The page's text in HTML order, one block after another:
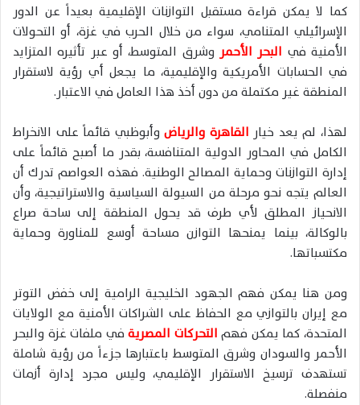
كما لا يمكن قراءة مستقبل التوازنات الإقليمية بعيداً عن الدور
الإسرائيلي المتنامي، سواء من خلال الحرب في غزة، أو التحولات
الأمنية في البحر الأحمر وشرق المتوسط، أو عبر تأثيره المتزايد
في الحسابات الأمريكية والإقليمية، ما يجعل أي رؤية لاستقرار
المنطقة غير مكتملة من دون أخذ هذا العامل في الاعتبار.
لهذا، لم يعد خيار القاهرة والرياضوأبوظبي قائماً على الانخراط
الكامل في المحاور الدولية المتنافسة، بقدر ما أصبح قائماً على
إدارة التوازنات وحماية المصالح الوطنية. فهذه العواصم تدرك أن
العالم يتجه نحو مرحلة من السيولة السياسية والاستراتيجية، وأن
الانحياز المطلق لأي طرف قد يحول المنطقة إلى ساحة صراع
بالوكالة، بينما يمنحها التوازن مساحة أوسع للمناورة وحماية
مكتسباتها.
ومن هنا يمكن فهم الجهود الخليجية الرامية إلى خفض التوتر
مع إيران بالتوازي مع الحفاظ على الشراكات الأمنية مع الولايات
المتحدة، كما يمكن فهم التحركات المصريةفي ملفات غزة والبحر
الأحمر والسودان وشرق المتوسط باعتبارها جزءاً من رؤية شاملة
تستهدف ترسيخ الاستقرار الإقليمي، وليس مجرد إدارة أزمات
منفصلة.